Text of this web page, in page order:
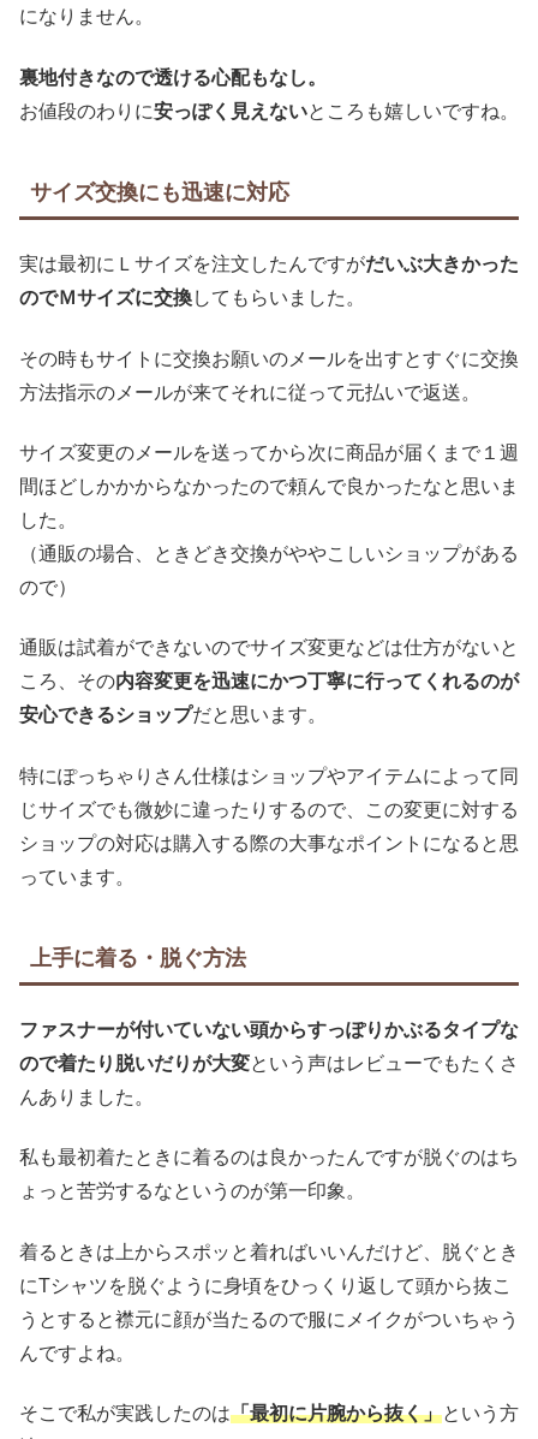
になりません。
裏地付きなので透ける心配もなし。
お値段のわりに安っぽく見えないところも嬉しいですね。
サイズ交換にも迅速に対応
実は最初にＬサイズを注文したんですがだいぶ大きかった
のでＭサイズに交換してもらいました。
その時もサイトに交換お願いのメールを出すとすぐに交換
方法指示のメールが来てそれに従って元払いで返送。
サイズ変更のメールを送ってから次に商品が届くまで１週
間ほどしかかからなかったので頼んで良かったなと思いま
した。
（通販の場合、ときどき交換がややこしいショップがある
ので）
通販は試着ができないのでサイズ変更などは仕方がないと
ころ、その内容変更を迅速にかつ丁寧に行ってくれるのが
安心できるショップだと思います。
特にぽっちゃりさん仕様はショップやアイテムによって同
じサイズでも微妙に違ったりするので、この変更に対する
ショップの対応は購入する際の大事なポイントになると思
っています。
上手に着る・脱ぐ方法
ファスナーが付いていない頭からすっぽりかぶるタイプな
ので着たり脱いだりが大変という声はレビューでもたくさ
んありました。
私も最初着たときに着るのは良かったんですが脱ぐのはち
ょっと苦労するなというのが第一印象。
着るときは上からスポッと着ればいいんだけど、脱ぐとき
にTシャツを脱ぐように身頃をひっくり返して頭から抜こ
うとすると襟元に顔が当たるので服にメイクがついちゃう
んですよね。
そこで私が実践したのは「最初に片腕から抜く」という方